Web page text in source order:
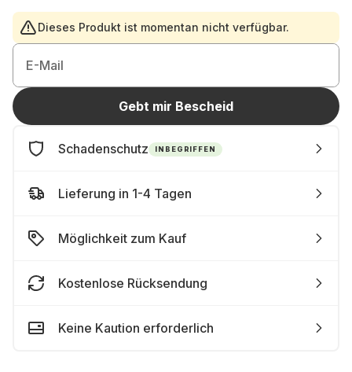
Dieses Produkt ist momentan nicht verfügbar.
E-Mail
Gebt mir Bescheid
Schadenschutz INBEGRIFFEN
Lieferung in 1-4 Tagen
Möglichkeit zum Kauf
Kostenlose Rücksendung
Keine Kaution erforderlich